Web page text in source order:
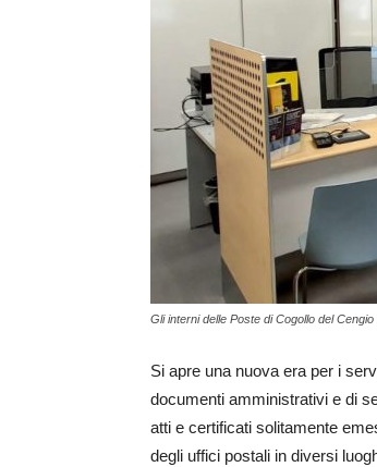
Gli interni delle Poste di Cogollo del
Si apre una nuova era per i
documenti amministrativi e di
atti e certificati solitamente
degli uffici postali in diversi